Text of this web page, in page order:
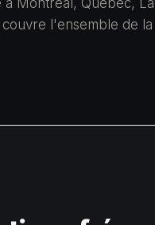
à Montréal, Québec,
couvre l'ensemble de